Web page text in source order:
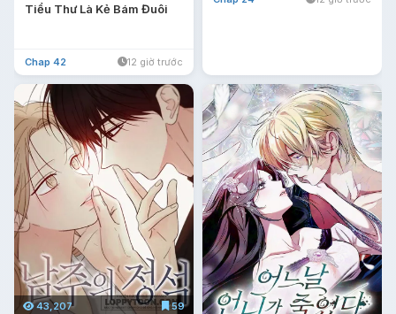
Tiểu Thư Là Kẻ Bám Đuôi
Chap 42 12 giờ trước
43,207 59